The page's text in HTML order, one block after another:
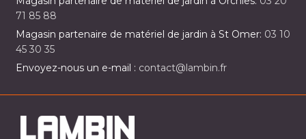
71 85 88
Magasin partenaire de matériel de jardin à St Omer: 03 10
45 30 35
Envoyez-nous un e-mail : contact@lambin.fr